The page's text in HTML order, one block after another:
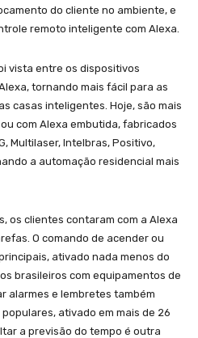
do cliente no ambiente, e
remoto inteligente com Alexa.
vista entre os dispositivos
tornando mais fácil para as
casas inteligentes. Hoje, são mais
com Alexa embutida, fabricados
Multilaser, Intelbras, Positivo,
a automação residencial mais
os clientes contaram com a Alexa
O comando de acender ou
ativado nada menos do
brasileiros com equipamentos de
alarmes e lembretes também
ativado em mais de 26
a previsão do tempo é outra